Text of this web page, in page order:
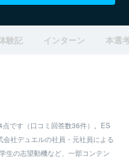
験記 インターン 本選
です（口コミ回答数36件）。ES
社デュエルの社員・元社員による
生の志望動機など、一部コンテン